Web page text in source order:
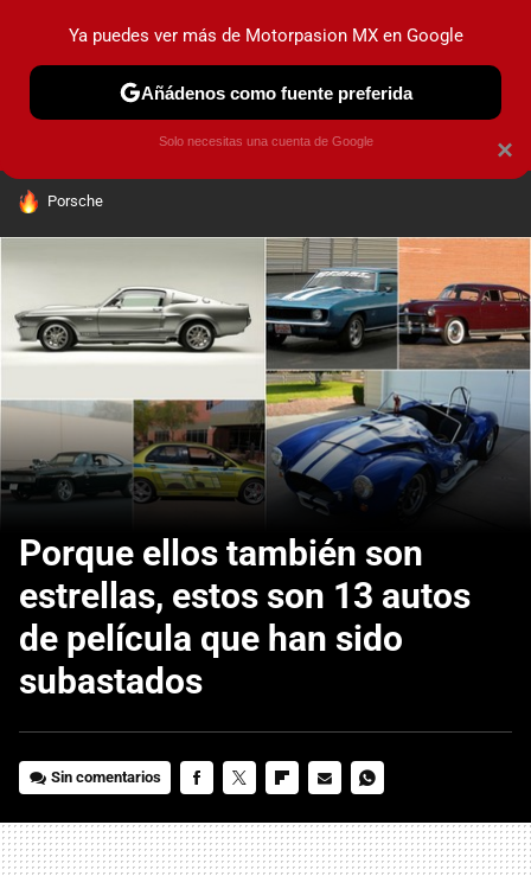
PRUEBAS INDUSTRIA HOY NO CIRCULA
HOY SE HABLA DE
Porsche
Porque ellos también son
estrellas, estos son 13 autos
de película que han sido
subastados
Sin comentarios
MAIL
×
Ya puedes ver más de Motorpasion MX en Google
Añádenos como fuente preferida
Solo necesitas una cuenta de Google